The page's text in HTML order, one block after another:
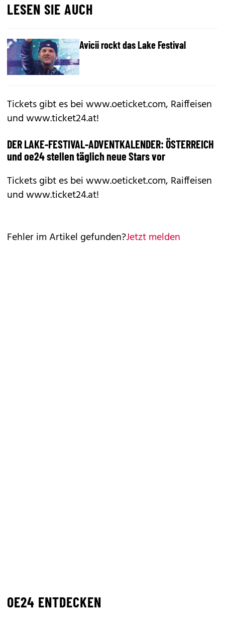
LESEN SIE AUCH
Avicii rockt das Lake Festival
Tickets gibt es bei www.oeticket.com, Raiffeisen
undwww.ticket24.at!
DER LAKE-FESTIVAL-ADVENTKALENDER: ÖSTERREICH
und oe24 stellen täglich neue Stars vor
Tickets gibt es bei www.oeticket.com, Raiffeisen
undwww.ticket24.at!
Fehler im Artikel gefunden?Jetzt melden
OE24 ENTDECKEN